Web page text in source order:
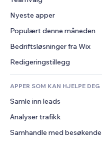
Lagerløsninger
Dropshipping
Priser og abonnement
Folkefinansiering
Mat og drikke
PDF
Fildeling
Nyheter
Sidemaler
Bildeeffekter
Knapper og menyer
Bannere og merker
Kalkulatorer
Søk
Vær
Diagrammer og tabeller
Avstemninger
Chat
Kommentarer
Telefon
Samfunn
Anmeldelser og
Nyeste apper
Populært denne måneden
Bedriftsløsninger fra Wix
Redigeringstillegg
APPER SOM KAN HJELPE DEG
Samle inn leads
Analyser trafikk
Samhandle med besøkende